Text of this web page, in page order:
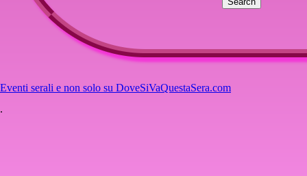
snowglobe che fa figura tra il vostro
argento se lo avete o semplicemente
nella camera di un piccolo arrivato.
anche dotato di carillon che fa da
Eventi serali e non solo su DoveSiVaQuestaSera.com
.